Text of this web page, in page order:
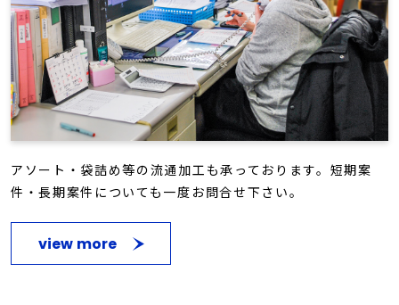
アソート・袋詰め等の流通加工も承っております。短期案
件・長期案件についても一度お問合せ下さい。
view more